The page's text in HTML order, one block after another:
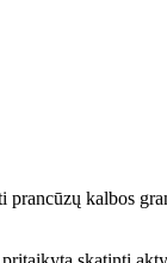
kalbos